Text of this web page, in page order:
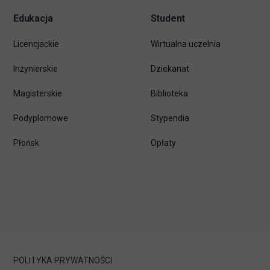
Edukacja
Licencjackie
Inżynierskie
Magisterskie
Podyplomowe
Płońsk
Student
Wirtualna uczelnia
Dziekanat
Biblioteka
Stypendia
Opłaty
POLITYKA PRYWATNOŚCI